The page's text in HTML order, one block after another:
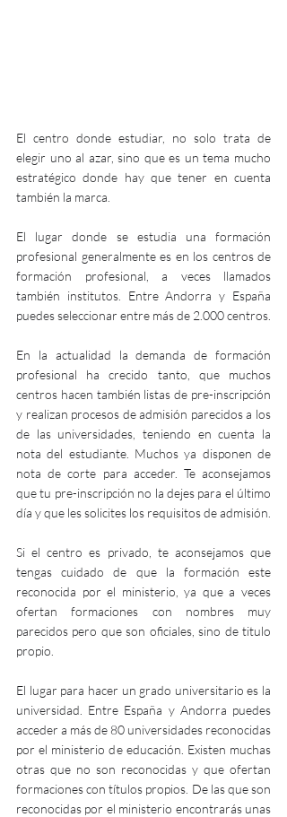
El centro donde estudiar, no solo trata de
elegir uno al azar, sino que es un tema mucho
estratégico donde hay que tener en cuenta
también la marca.
El lugar donde se estudia una formación
profesional generalmente es en los centros de
formación profesional, a veces llamados
también institutos. Entre Andorra y España
En la actualidad la demanda de formación
profesional ha crecido tanto, que muchos
centros hacen también listas de pre-inscripción
y realizan procesos de admisión parecidos a los
de las universidades, teniendo en cuenta la
nota del estudiante. Muchos ya disponen de
nota de corte para acceder. Te aconsejamos
que tu pre-inscripción no la dejes para el último
Si el centro es privado, te aconsejamos que
tengas cuidado de que la formación este
reconocida por el ministerio, ya que a veces
ofertan formaciones con nombres muy
parecidos pero que son oficiales, sino de titulo
propio.
El lugar para hacer un grado universitario es la
universidad. Entre España y Andorra puedes
acceder a más de 80 universidades reconocidas
por el ministerio de educación. Existen muchas
otras que no son reconocidas y que ofertan
formaciones con títulos propios. De las que son
reconocidas por el ministerio encontrarás unas